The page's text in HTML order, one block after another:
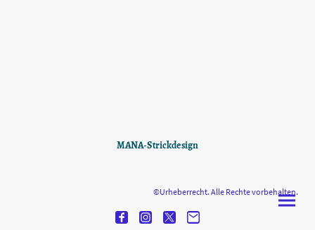
MANA-Strickdesign
©Urheberrecht. Alle Rechte vorbehalten.